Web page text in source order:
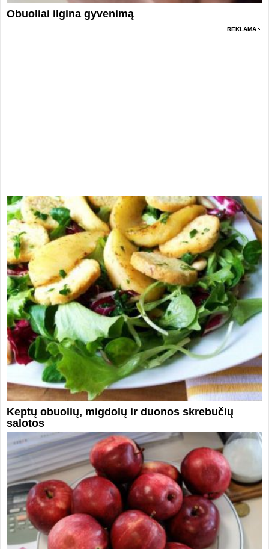
Obuoliai ilgina gyvenimą
REKLAMA
Keptų obuolių, migdolų ir duonos skrebučių
salotos